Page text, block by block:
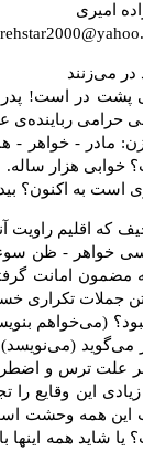
‌امیری
در می‌زنند
در است! پدر.
‌حرامی ‌رباینده‌ی
مادر - خواهر -
خوابی هزار ساله.
است به اکنون؟
که اقلیم راویت
خواهر - ظن سوء
مضمون امانت
جملات تکراری
نبود؟ (می‌خواهم
می‌گوید
علت ترس و
این وقایع
این همه وحشت
یا شاید همه